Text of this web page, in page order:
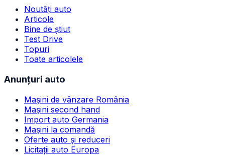
Noutăți auto
Articole
Bine de știut
Test Drive
Topuri
Toate articolele
Anunțuri auto
Mașini de vânzare România
Mașini second hand
Import auto Germania
Mașini la comandă
Oferte auto și reduceri
Licitații auto Europa